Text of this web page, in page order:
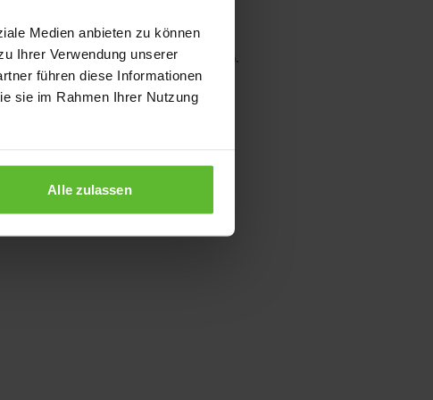
Medien anbieten zu können
Ihrer Verwendung unserer
führen diese Informationen
sie im Rahmen Ihrer Nutzung
Alle zulassen
browser console for more information).